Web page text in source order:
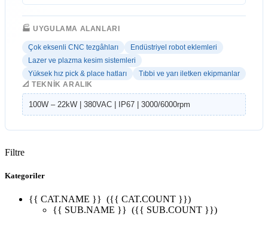
🏭 UYGULAMA ALANLARI
Çok eksenli CNC tezgâhları
Endüstriyel robot eklemleri
Lazer ve plazma kesim sistemleri
Yüksek hız pick & place hatları
Tıbbi ve yarı iletken ekipmanlar
📐 TEKNIK ARALIK
100W – 22kW | 380VAC | IP67 | 3000/6000rpm
Filtre
Kategoriler
{{ CAT.NAME }} ({{ CAT.COUNT }})
{{ SUB.NAME }} ({{ SUB.COUNT }})